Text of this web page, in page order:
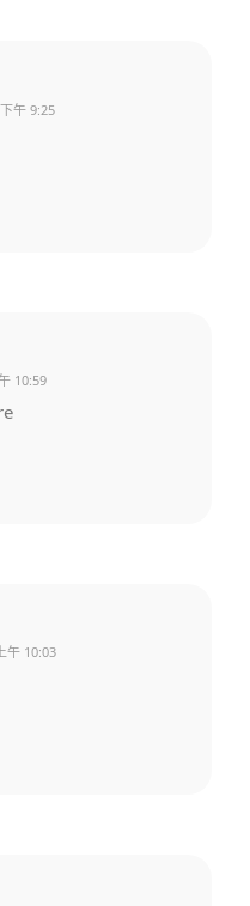
午 9:25
10:59
午 10:03